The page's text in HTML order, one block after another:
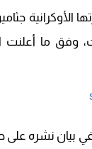
ما أعلنت
بيان نشره على